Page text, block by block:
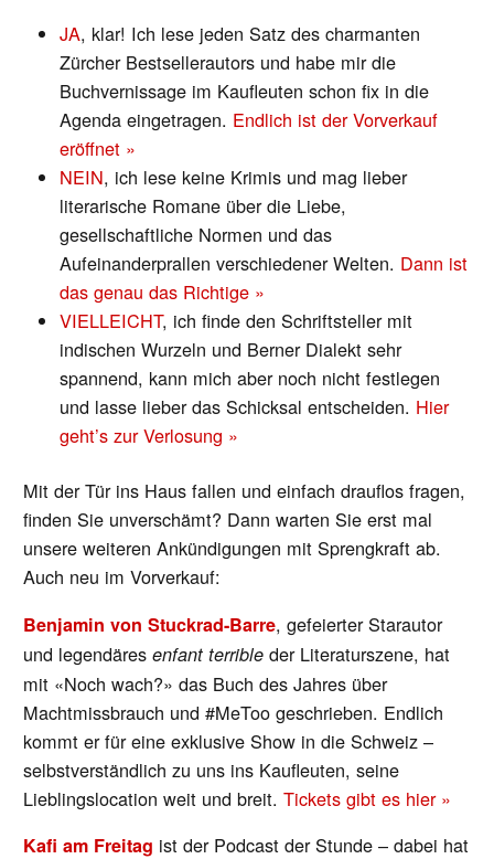
JA, klar! Ich lese jeden Satz des charmanten
Zürcher Bestsellerautors und habe mir die
Buchvernissage im Kaufleuten schon fix in die
Agenda eingetragen. Endlich ist der Vorverkauf
eröffnet »
NEIN, ich lese keine Krimis und mag lieber
literarische Romane über die Liebe,
gesellschaftliche Normen und das
Aufeinanderprallen verschiedener Welten. Dann ist
das genau das Richtige »
VIELLEICHT, ich finde den Schriftsteller mit
indischen Wurzeln und Berner Dialekt sehr
spannend, kann mich aber noch nicht festlegen
und lasse lieber das Schicksal entscheiden. Hier
geht’s zur Verlosung »
Mit der Tür ins Haus fallen und einfach drauflos fragen,
finden Sie unverschämt? Dann warten Sie erst mal
unsere weiteren Ankündigungen mit Sprengkraft ab.
Auch neu im Vorverkauf:
Benjamin von Stuckrad-Barre, gefeierter Starautor
und legendäresenfant terribleder Literaturszene, hat
mit «Noch wach?» das Buch des Jahres über
Machtmissbrauch und #MeToo geschrieben. Endlich
kommt er für eine exklusive Show in die Schweiz –
selbstverständlich zu uns ins Kaufleuten, seine
Lieblingslocation weit und breit.Tickets gibt es hier »
Kafi am Freitag ist der Podcast der Stunde – dabei hat